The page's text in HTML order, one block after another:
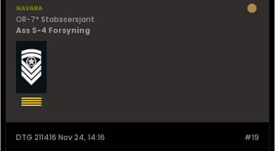
navara
OR-7* Stabssersjant
Ass S-4 Forsyning
#19
DTG 211416 Nov 24, 14:16